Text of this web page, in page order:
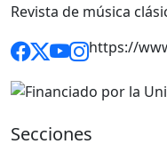
Revista de música
https://
Secciones